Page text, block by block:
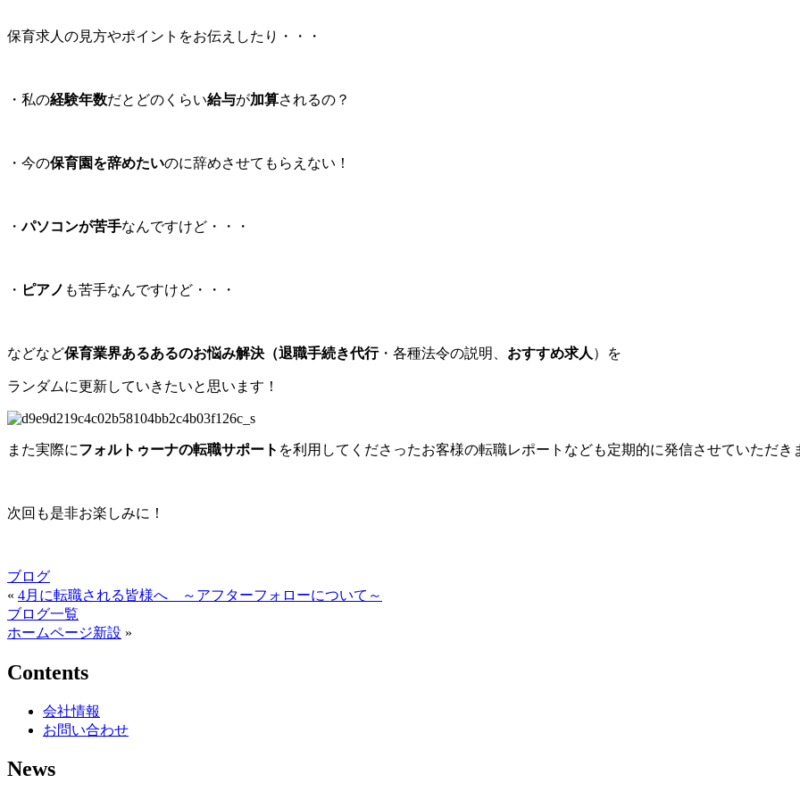
保育求人の見方やポイントをお伝えしたり・・・
・私の経験年数だとどのくらい給与が加算されるの？
・今の保育園を辞めたいのに辞めさせてもらえない！
・パソコンが苦手なんですけど・・・
・ ピアノ も苦手なんですけど・・・
などなど保育業界あるあるのお悩み解決（退職手続き代行・各種法令の説明、 おすすめ求人 ）を
ランダムに更新していきたいと思います！
また実際にフォルトゥーナの転職サポート を利用してくださったお客様の転職レポートなども定期的に発信させていただき
次回も是非お楽しみに！
ブログ
« 4月に転職される皆様へ ～アフターフォローについて～
ブログ一覧
ホームページ新設 »
Contents
会社情報
お問い合わせ
News